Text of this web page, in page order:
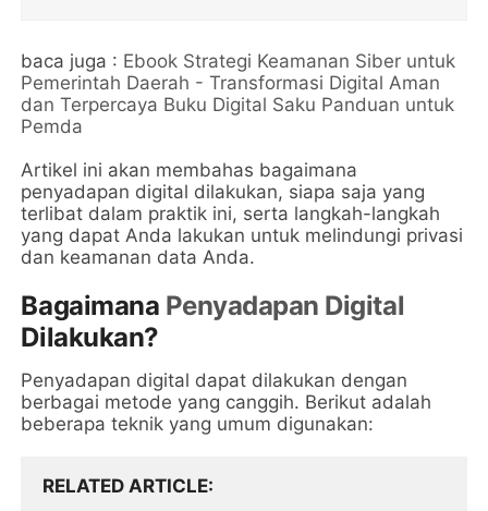
baca juga : Ebook Strategi Keamanan Siber untuk
Pemerintah Daerah - Transformasi Digital Aman
dan Terpercaya Buku Digital Saku Panduan untuk
Pemda
Artikel ini akan membahas bagaimana
penyadapan digital dilakukan, siapa saja yang
terlibat dalam praktik ini, serta langkah-langkah
yang dapat Anda lakukan untuk melindungi privasi
dan keamanan data Anda.
Bagaimana Penyadapan Digital
Dilakukan?
Penyadapan digital dapat dilakukan dengan
berbagai metode yang canggih. Berikut adalah
beberapa teknik yang umum digunakan:
RELATED ARTICLE